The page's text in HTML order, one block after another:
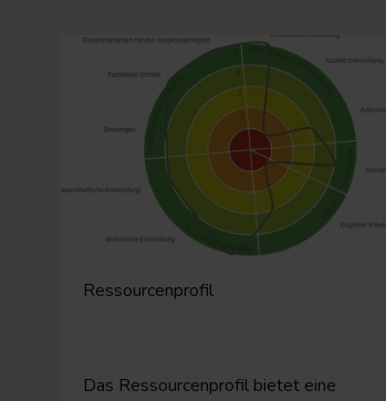
Ressourcenprofil
Das Ressourcenprofil bietet eine